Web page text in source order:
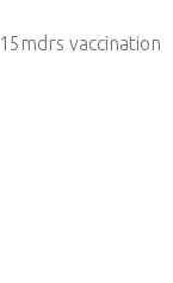
vaccination